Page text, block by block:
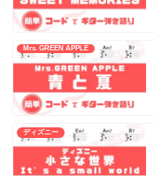
Mrs. GREEN APPLE
ディズニー